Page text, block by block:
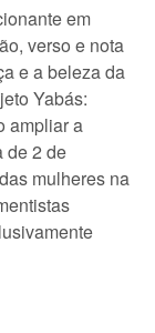
em
verso e nota
e a beleza da
Yabás:
ampliar a
de 2 de
mulheres na